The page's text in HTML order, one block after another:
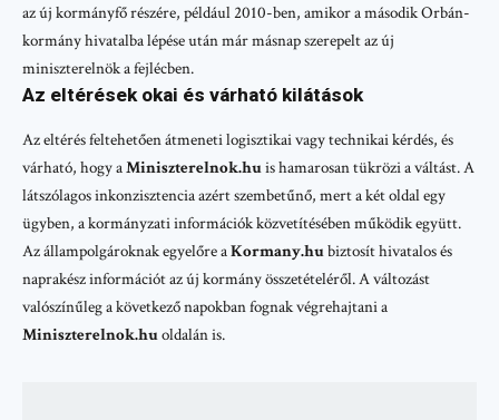
az új kormányfő részére, például 2010-ben, amikor a második Orbán-
kormány hivatalba lépése után már másnap szerepelt az új
miniszterelnök a fejlécben.
Az eltérések okai és várható kilátások
Az eltérés feltehetően átmeneti logisztikai vagy technikai kérdés, és
várható, hogy aMiniszterelnok.huis hamarosan tükrözi a váltást. A
látszólagos inkonzisztencia azért szembetűnő, mert a két oldal egy
ügyben, a kormányzati információk közvetítésében működik együtt.
Az állampolgároknak egyelőre aKormany.hubiztosít hivatalos és
naprakész információt az új kormány összetételéről. A változást
valószínűleg a következő napokban fognak végrehajtani a
Miniszterelnok.huoldalán is.